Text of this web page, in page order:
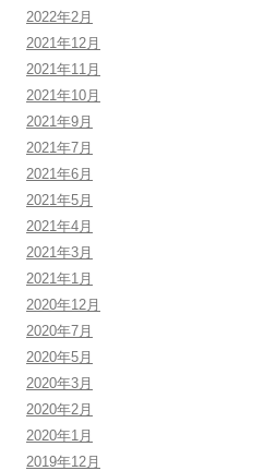
2022年2月
2021年12月
2021年11月
2021年10月
2021年9月
2021年7月
2021年6月
2021年5月
2021年4月
2021年3月
2021年1月
2020年12月
2020年7月
2020年5月
2020年3月
2020年2月
2020年1月
2019年12月